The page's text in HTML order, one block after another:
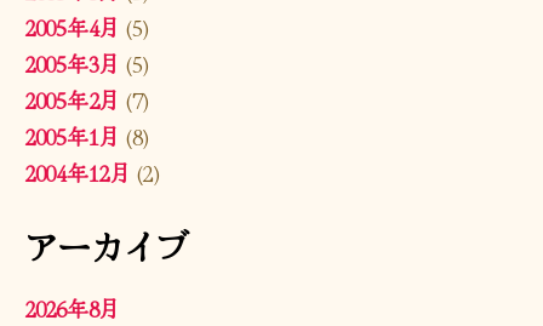
2005年4月 (5)
2005年3月 (5)
2005年2月 (7)
2005年1月 (8)
2004年12月 (2)
アーカイブ
2026年8月